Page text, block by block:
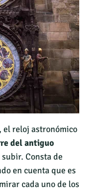
el reloj astronómico
del antiguo
Consta de
en cuenta que es
cada uno de los